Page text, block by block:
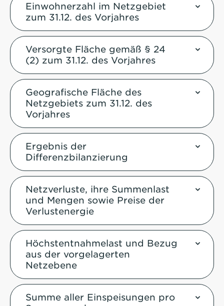
Einwohnerzahl im Netzgebiet
zum 31.12. des Vorjahres
Versorgte Fläche gemäß § 24
(2) zum 31.12. des Vorjahres
Geografische Fläche des
Netzgebiets zum 31.12. des
Vorjahres
Ergebnis der
Differenzbilanzierung
Netzverluste, ihre Summenlast
und Mengen sowie Preise der
Verlustenergie
Höchstentnahmelast und Bezug
aus der vorgelagerten
Netzebene
Summe aller Einspeisungen pro